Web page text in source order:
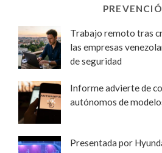
Trabajo remoto tras
las empresas
de seguridad
Informe advierte de
autónomos de
Presentada por